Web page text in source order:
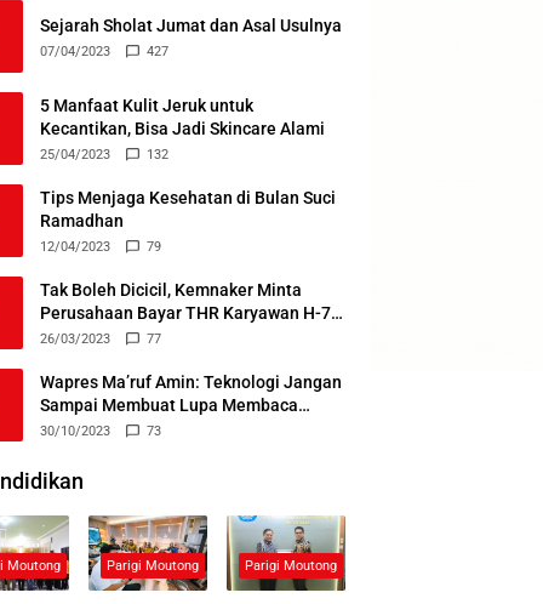
Sejarah Sholat Jumat dan Asal Usulnya
07/04/2023 427
5 Manfaat Kulit Jeruk untuk
Kecantikan, Bisa Jadi Skincare Alami
25/04/2023 132
Tips Menjaga Kesehatan di Bulan Suci
Ramadhan
12/04/2023 79
Tak Boleh Dicicil, Kemnaker Minta
Perusahaan Bayar THR Karyawan H-7
Lebaran
26/03/2023 77
Wapres Ma’ruf Amin: Teknologi Jangan
Sampai Membuat Lupa Membaca
Alquran
30/10/2023 73
Moutong Parigi Moutong Parigi Moutong